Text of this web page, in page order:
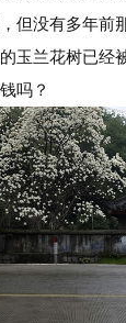
但没有多年前
玉兰花树已经
吗？